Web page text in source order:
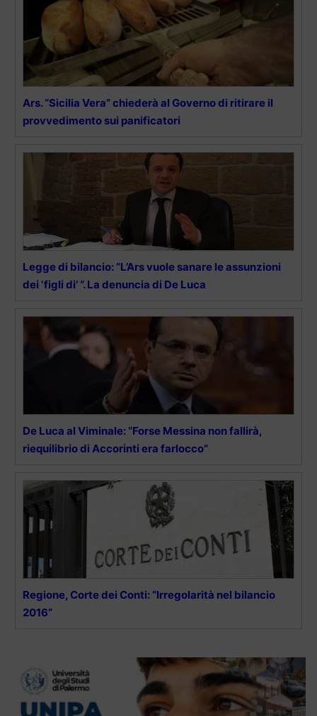
Ars. “Sicilia Vera” chiederà al Governo di ritirare il
provvedimento sui panificatori
Legge di bilancio: “L’Ars vuole sanare le assunzioni
dei ‘figli di’ “. La denuncia di De Luca
De Luca al Viminale: “Forse Messina non fallirà,
riequilibrio di Accorinti era farlocco”
Regione, Corte dei Conti: “Irregolarità nel bilancio
2016”